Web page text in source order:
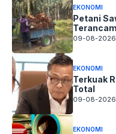
EKONOMI
Petani
Terancam
09-08-2026
EKONOMI
Terkuak
Total
09-08-2026
EKONOMI